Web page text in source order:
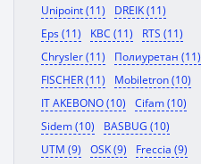
Unipoint (11)
DREIK (11)
Eps (11)
KBC (11)
RTS (11)
Chrysler (11)
Полиуретан (11)
FISCHER (11)
Mobiletron (10)
IT AKEBONO (10)
Cifam (10)
Sidem (10)
BASBUG (10)
UTM (9)
OSK (9)
Freccia (9)